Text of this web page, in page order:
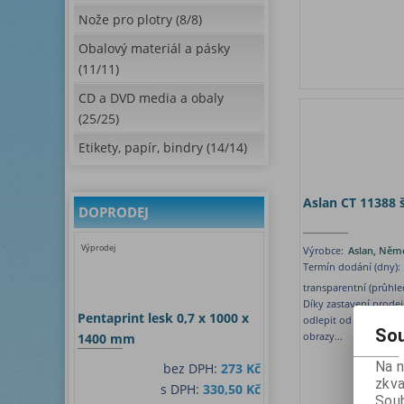
Nože pro plotry (8/8)
Obalový materiál a pásky
(11/11)
CD a DVD media a obaly
(25/25)
Etikety, papír, bindry (14/14)
DOPRODEJ
Výprodej
Pentaprint lesk 0,7 x 1000 x
1400 mm
bez DPH: 273 Kč
s DPH: 330,50 Kč
Aslan CT
Výrobce: Aslan,
Termín dodání (dny):
transparentní
Díky zastavení
odlepit od
obrazy...
Na